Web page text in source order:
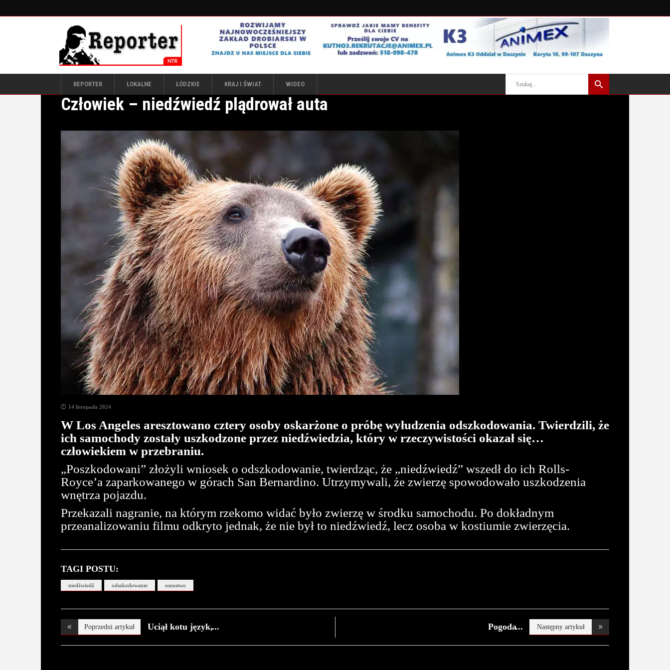
REPORTER LOKALNE ŁÓDZKIE KRAJ I ŚWIAT WIDEO
Człowiek – niedźwiedź plądrował auta
14 listopada 2024
W Los Angeles aresztowano cztery osoby oskarżone o próbę wyłudzenia odszkodowania. Twierdzili, że
ich samochody zostały uszkodzone przez niedźwiedzia, który w rzeczywistości okazał się…
człowiekiem w przebraniu.
„Poszkodowani” złożyli wniosek o odszkodowanie, twierdząc, że „niedźwiedź” wszedł do ich Rolls-
Royce’a zaparkowanego w górach San Bernardino. Utrzymywali, że zwierzę spowodowało uszkodzenia
wnętrza pojazdu.
Przekazali nagranie, na którym rzekomo widać było zwierzę w środku samochodu. Po dokładnym
przeanalizowaniu filmu odkryto jednak, że nie był to niedźwiedź, lecz osoba w kostiumie zwierzęcia.
TAGI POSTU:
niedźwiedź odszkodowanie oszustwo
Poprzedni artykuł Uciął kotu język,
Pogoda
Następny artykuł